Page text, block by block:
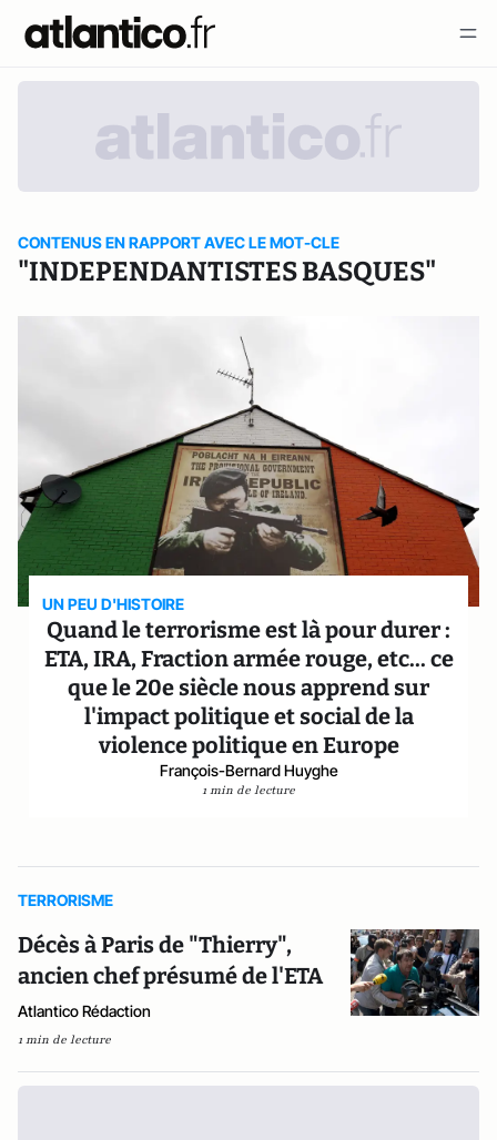
CONTENUS EN RAPPORT AVEC LE MOT-CLE
"INDEPENDANTISTES BASQUES"
UN PEU D'HISTOIRE
Quand le terrorisme est là pour durer :
ETA, IRA, Fraction armée rouge, etc... ce
que le 20e siècle nous apprend sur
l'impact politique et social de la
violence politique en Europe
François-Bernard Huyghe
1 min de lecture
TERRORISME
Décès à Paris de "Thierry",
ancien chef présumé de l'ETA
Atlantico Rédaction
1 min de lecture